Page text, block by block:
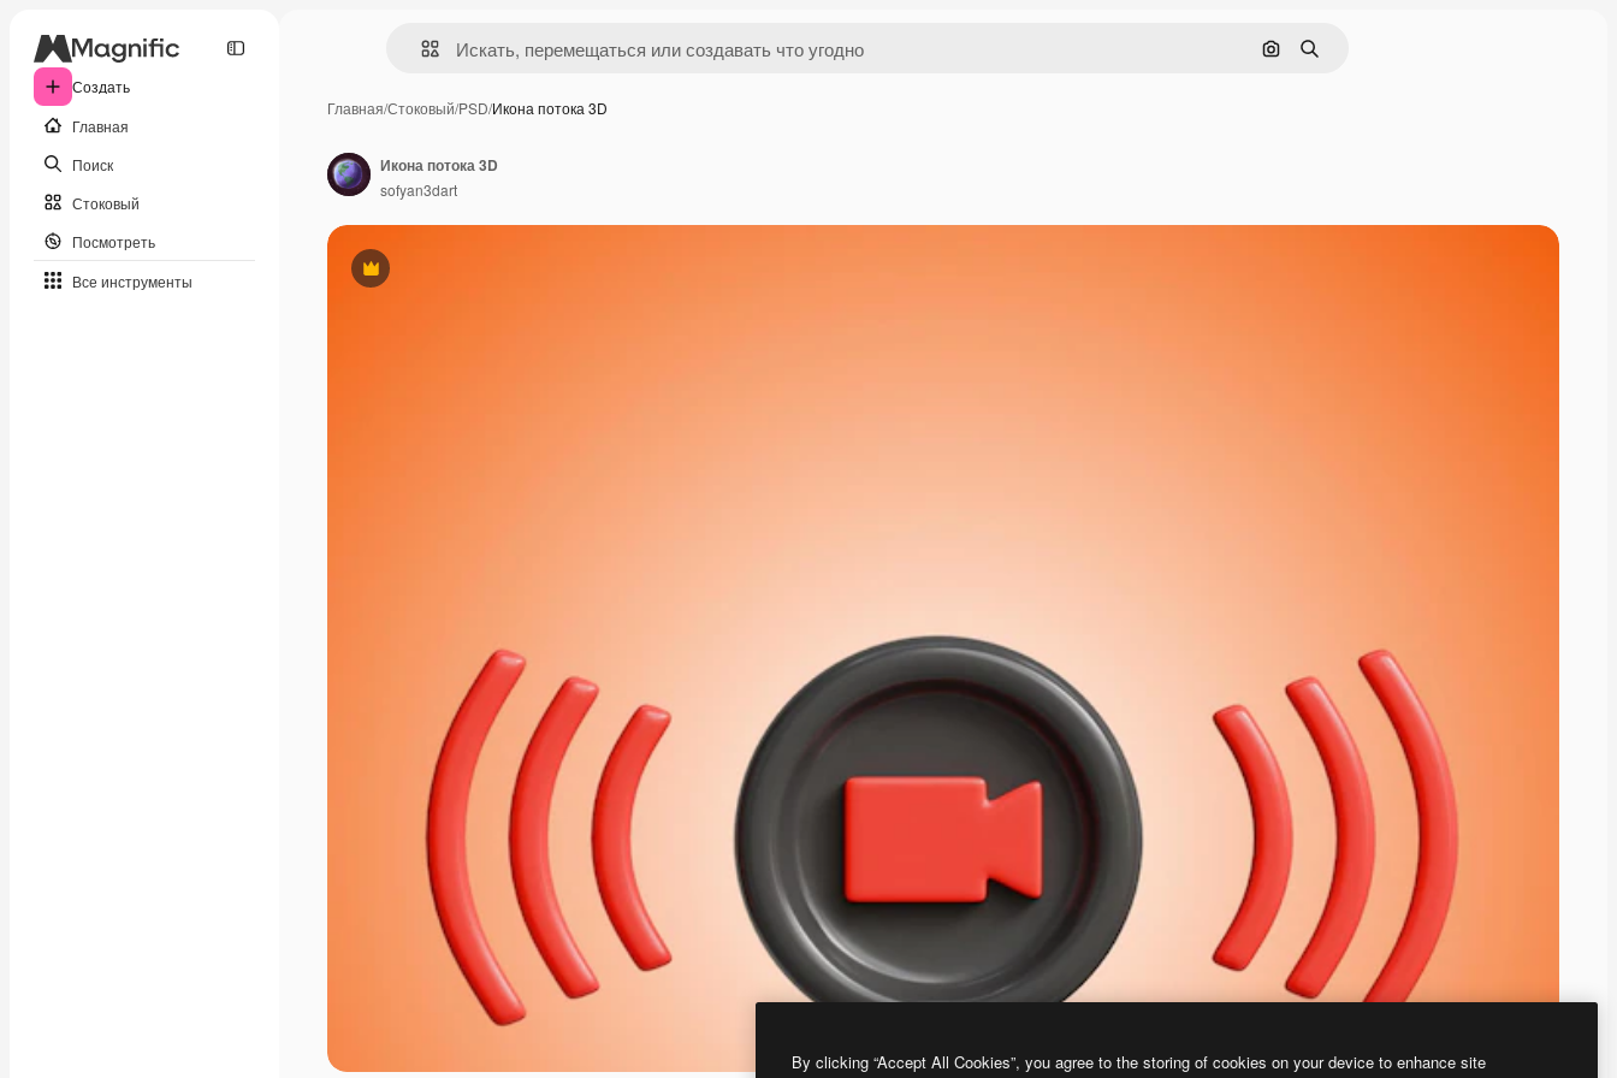
Создать
Главная
Поиск
Стоковый
Посмотреть
Все инструменты
Поиск по изображению
Поиск
Главная/Стоковый/PSD/Икона потока 3D
Премиум
Икона потока 3D
sofyan3dart
By clicking “Accept All Cookies”, you agree to the storing of cookies on your device to enhance site